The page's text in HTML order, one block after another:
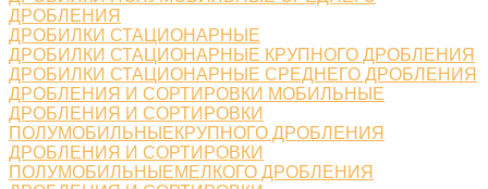
ДРОБЛЕНИЯ
ДРОБИЛКИ СТАЦИОНАРНЫЕ
ДРОБИЛКИ СТАЦИОНАРНЫЕ КРУПНОГО ДРОБЛЕНИЯ
ДРОБИЛКИ СТАЦИОНАРНЫЕ СРЕДНЕГО ДРОБЛЕНИЯ
ДРОБЛЕНИЯ И СОРТИРОВКИ МОБИЛЬНЫЕ
ДРОБЛЕНИЯ И СОРТИРОВКИ
ПОЛУМОБИЛЬНЫЕКРУПНОГО ДРОБЛЕНИЯ
ДРОБЛЕНИЯ И СОРТИРОВКИ
ПОЛУМОБИЛЬНЫЕМЕЛКОГО ДРОБЛЕНИЯ